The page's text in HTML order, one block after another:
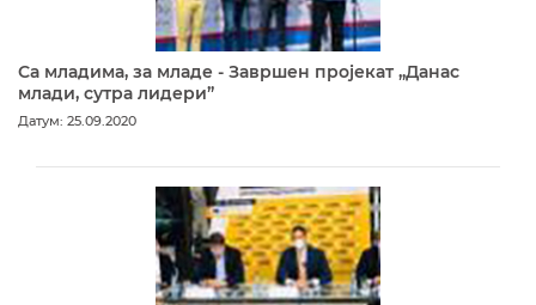
Са младима, за младе - Завршен пројекат „Данас
млади, сутра лидери”
Датум: 25.09.2020